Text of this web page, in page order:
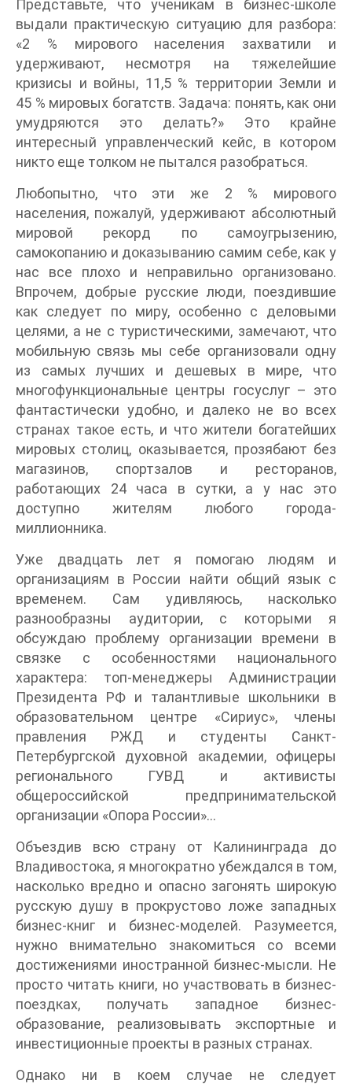
Представьте, что ученикам в бизнес-школе
выдали практическую ситуацию для разбора:
«2 % мирового населения захватили и
удерживают, несмотря на тяжелейшие
кризисы и войны, 11,5 % территории Земли и
45 % мировых богатств. Задача: понять, как они
умудряются это делать?» Это крайне
интересный управленческий кейс, в котором
никто еще толком не пытался разобраться.
Любопытно, что эти же 2 % мирового
населения, пожалуй, удерживают абсолютный
мировой рекорд по самоугрызению,
самокопанию и доказыванию самим себе, как у
нас все плохо и неправильно организовано.
Впрочем, добрые русские люди, поездившие
как следует по миру, особенно с деловыми
целями, а не с туристическими, замечают, что
мобильную связь мы себе организовали одну
из самых лучших и дешевых в мире, что
многофункциональные центры госуслуг – это
фантастически удобно, и далеко не во всех
странах такое есть, и что жители богатейших
мировых столиц, оказывается, прозябают без
магазинов, спортзалов и ресторанов,
работающих 24 часа в сутки, а у нас это
доступно жителям любого города-
миллионника.
Уже двадцать лет я помогаю людям и
организациям в России найти общий язык с
временем. Сам удивляюсь, насколько
разнообразны аудитории, с которыми я
обсуждаю проблему организации времени в
связке с особенностями национального
характера: топ-менеджеры Администрации
Президента РФ и талантливые школьники в
образовательном центре «Сириус», члены
правления РЖД и студенты Санкт-
Петербургской духовной академии, офицеры
регионального ГУВД и активисты
общероссийской предпринимательской
организации «Опора России»…
Объездив всю страну от Калининграда до
Владивостока, я многократно убеждался в том,
насколько вредно и опасно загонять широкую
русскую душу в прокрустово ложе западных
бизнес-книг и бизнес-моделей. Разумеется,
нужно внимательно знакомиться со всеми
достижениями иностранной бизнес-мысли. Не
просто читать книги, но участвовать в бизнес-
поездках, получать западное бизнес-
образование, реализовывать экспортные и
инвестиционные проекты в разных странах.
Однако ни в коем случае не следует